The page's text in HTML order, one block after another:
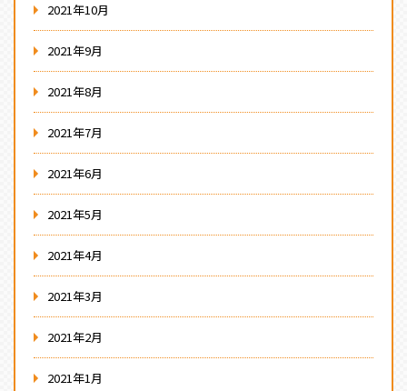
2021年10月
2021年9月
2021年8月
2021年7月
2021年6月
2021年5月
2021年4月
2021年3月
2021年2月
2021年1月